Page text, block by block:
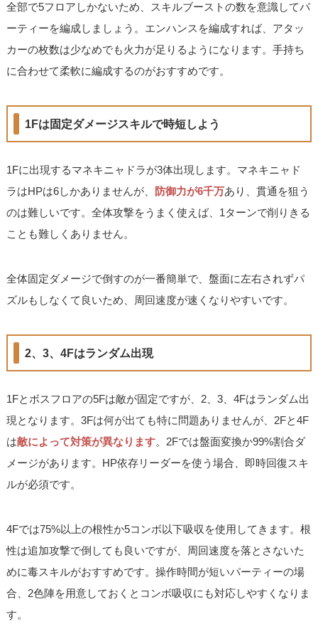
全部で5フロアしかないため、スキルブーストの数を意識してパ
ーティーを編成しましょう。エンハンスを編成すれば、アタッ
カーの枚数は少なめでも火力が足りるようになります。手持ち
に合わせて柔軟に編成するのがおすすめです。
1Fは固定ダメージスキルで時短しよう
1Fに出現するマネキニャドラが3体出現します。マネキニャド
ラはHPは6しかありませんが、 防御力が6千万あり、貫通を狙う
のは難しいです。全体攻撃をうまく使えば、1ターンで削りきる
ことも難しくありません。
全体固定ダメージで倒すのが一番簡単で、盤面に左右されずパ
ズルもしなくて良いため、周回速度が速くなりやすいです。
2、3、4Fはランダム出現
1Fとボスフロアの5Fは敵が固定ですが、2、3、4Fはランダム出
現となります。3Fは何が出ても特に問題ありませんが、2Fと4F
は敵によって対策が異なります。2Fでは盤面変換か99%割合ダ
メージがあります。HP依存リーダーを使う場合、即時回復スキ
ルが必須です。
4Fでは75%以上の根性か5コンボ以下吸収を使用してきます。根
性は追加攻撃で倒しても良いですが、周回速度を落とさないた
めに毒スキルがおすすめです。操作時間が短いパーティーの場
合、2色陣を用意しておくとコンボ吸収にも対応しやすくなりま
す。